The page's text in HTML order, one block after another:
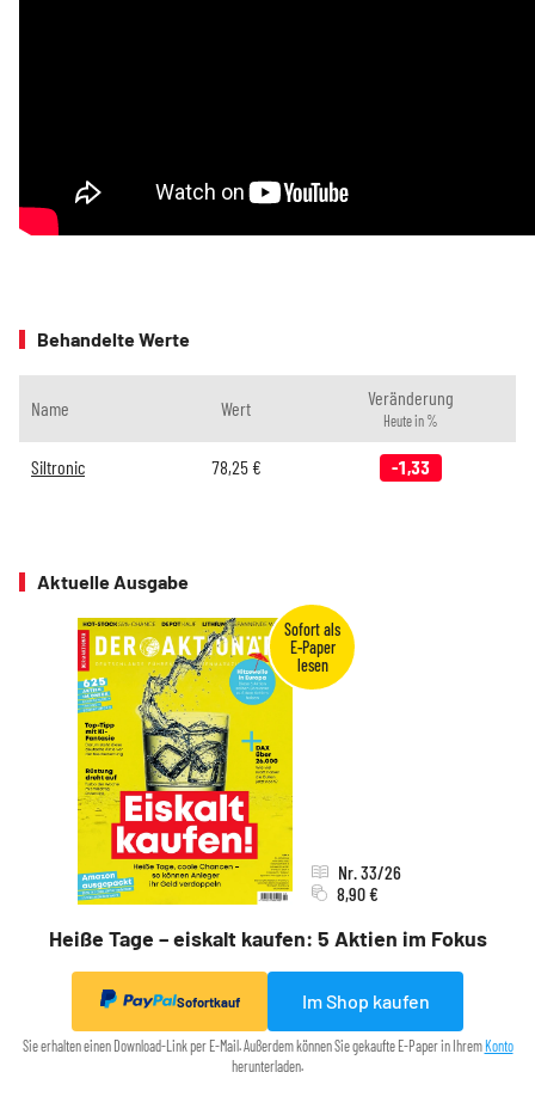
Behandelte Werte
Name Wert Veränderung
Heute in %
Siltronic 78,25€ -1,33
Aktuelle Ausgabe
Heiße Tage – eiskalt kaufen: 5 Aktien im Fokus
Nr. 33/26
8,90 €
Sofortkauf Im Shop kaufen
Sie erhalten einen Download-Link per E-Mail. Außerdem können Sie gekaufte E-Paper in Ihrem Konto
herunterladen.